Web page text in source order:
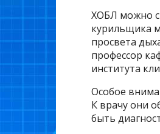
ХОБЛ можно
курильщика
просвета
профессор
института
Особое
К врачу они
быть